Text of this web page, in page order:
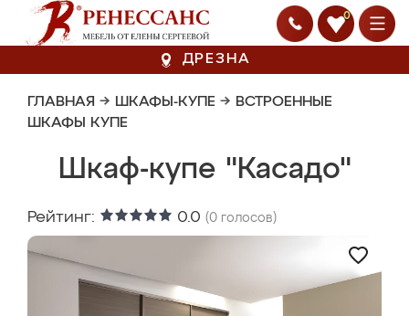
0
ДРЕЗНА
ГЛАВНАЯ → ШКАФЫ-КУПЕ → ВСТРОЕННЫЕ
ШКАФЫ КУПЕ
Шкаф-купе "Касадо"
Рейтинг: 0.0 (0 голосов)